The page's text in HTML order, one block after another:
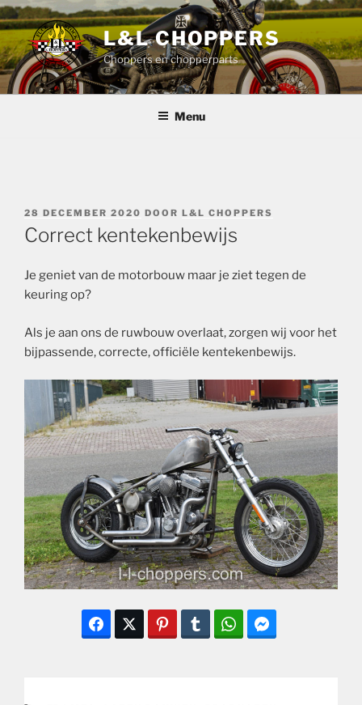
Ga
naar
de
inhoud
L&L CHOPPERS
Choppers en chopperparts
Menu
GEPLAATST
OP
28 DECEMBER 2020 DOOR L&L CHOPPERS
Correct kentekenbewijs
Je geniet van de motorbouw maar je ziet tegen de
keuring op?
Als je aan ons de ruwbouw overlaat, zorgen wij voor het
bijpassende, correcte, officiële kentekenbewijs.